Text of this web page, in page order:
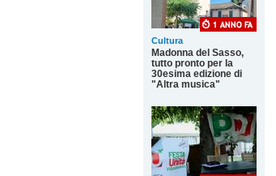
Cultura
Madonna del Sasso,
tutto pronto per la
30esima edizione di
"Altra musica"